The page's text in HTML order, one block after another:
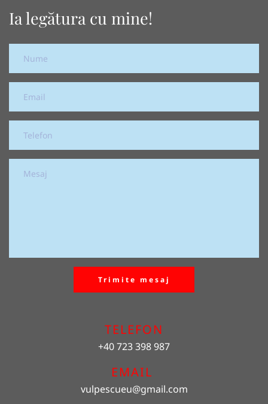
Ia legătura cu mine!
Trimite mesaj
TELEFON
+40 723 398 987
EMAIL
vulpescueu@gmail.com